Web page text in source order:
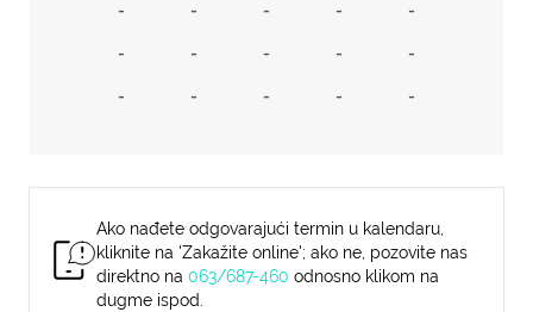
-
-
-
-
-
-
-
-
-
-
-
-
-
-
-
Ako nađete odgovarajući termin u kalendaru,
kliknite na 'Zakažite online'; ako ne, pozovite nas
direktno na 063/687-460 odnosno klikom na
dugme ispod.